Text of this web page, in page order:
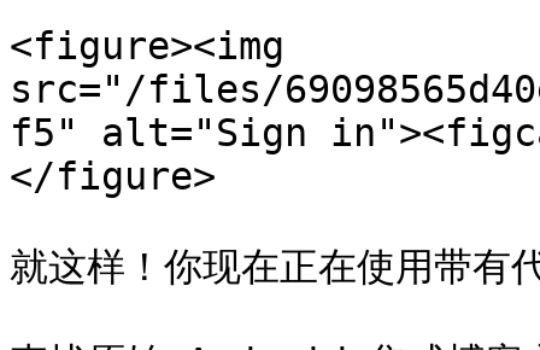
<figure><img
src="/files/
f5" alt="Sign
</figure>
就这样！你现在正在使用带